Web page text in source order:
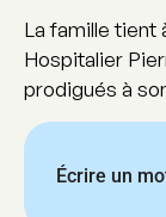
La famille tient
Hospitalier
prodigués à
Écrire un